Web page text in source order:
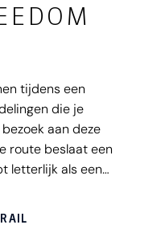
tijdens een
die je
aan deze
route beslaat een
letterlijk als een